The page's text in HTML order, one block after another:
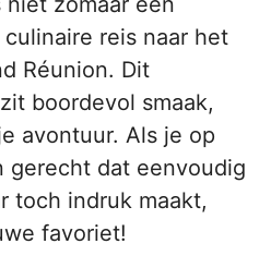
reis naar het
Réunion. Dit
boordevol smaak,
avontuur. Als je op
gerecht dat eenvoudig
toch indruk maakt,
favoriet!